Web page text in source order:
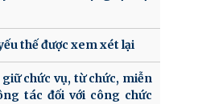
thế được xem xét lại
chức vụ, từ chức, miễn
tác đối với công chức